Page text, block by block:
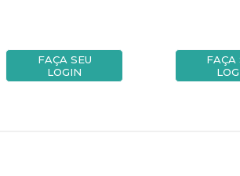
FAÇA SEU
LOGIN
FAÇA